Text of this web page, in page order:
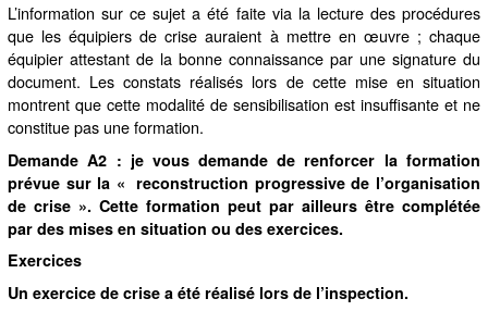
L’information sur ce sujet a été faite via la lecture des procédures
que les équipiers de crise auraient à mettre en œuvre ; chaque
équipier attestant de la bonne connaissance par une signature du
document. Les constats réalisés lors de cette mise en situation
montrent que cette modalité de sensibilisation est insuffisante et ne
constitue pas une formation.
Demande A2 : je vous demande de renforcer la formation
prévue sur la « reconstruction progressive de l’organisation
de crise ». Cette formation peut par ailleurs être complétée
par des mises en situation ou des exercices.
Exercices
Un exercice de crise a été réalisé lors de l’inspection.